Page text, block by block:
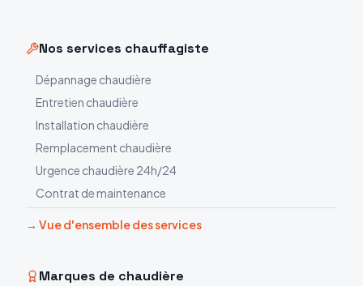
Nos services chauffagiste
Dépannage chaudière
Entretien chaudière
Installation chaudière
Remplacement chaudière
Urgence chaudière 24h/24
Contrat de maintenance
→ Vue d'ensemble des services
Marques de chaudière